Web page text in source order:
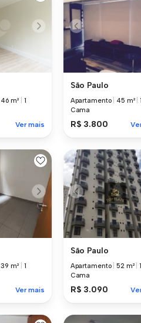
46 m²
1
Ver mais
São Paulo
Apartamento 45 m² |1
Cama
R$ 3.800
|39 m²
1
Ver mais
São Paulo
Apartamento |52 m² |1
Cama
R$ 3.090